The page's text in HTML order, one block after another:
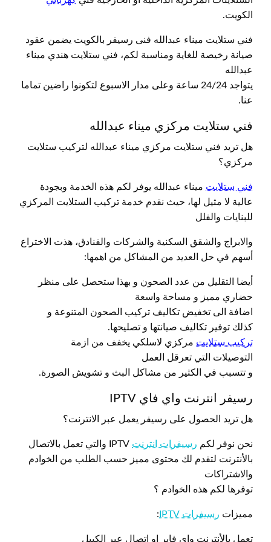
الكويت.
فني ستلايت ميناء عبدالله فنى رسيفر بالكويت يضمن عقود
صيانة رخيصة للغاية ومناسبة لكم، فني ستلايت هندي ميناء
عبدالله
يتواجد 24/24 ساعة وعلى مدار الاسبوع لتكونوا راضين تماما
عنا.
فني ستلايت مركزي ميناء عبدالله
هل تريد فني ستلايت مركزي ميناء عبدالله لتركيب ستلايت
مركزي؟
فني ستلايت ميناء عبدالله يوفر لكم هذه الخدمة وبجودة
عالية لا مثيل لها، حيث نقدم خدمة تركيب الستلايت المركزي
للبنايات والفلل
والابراج والشقق السكنية والشركات والفنادق، هذت الاختراع
أسهم في حل العديد من المشاكل من اهمها:
أيضا التقليل من عدد الصحون و بهذا ستحصل على منظر
حضاري مميز و مساحة واسعة
اضافة الى تخفيض تكاليف تركيب الصحون المتنوعة و
كذلك توفير تكاليف صيانتها و تصليحها.
تركيب ستلايت مركزي لاسلكي يخفف من ازمة
التوصيلات التي تعرقل العمل
و تتسبب في الكثير من مشاكل البث و تشويش الصورة.
رسيفر انترنت واي فاي IPTV
هل تريد الحصول على رسيفر يعمل عبر الانترنت؟
نحن نوفر لكم رسيفرات انترنت
IPTV والتي تعمل بالاتصال
بالأنترنت لتقدم لك محتوى مميز حسب الطلب من الخوادم
والاشتراكات
توفرها لكم هذه الخوادم ؟
مميزات رسيفرات IPTV :
تعمل بالأنترنت واي فاير او اتصال عبر الكيبل